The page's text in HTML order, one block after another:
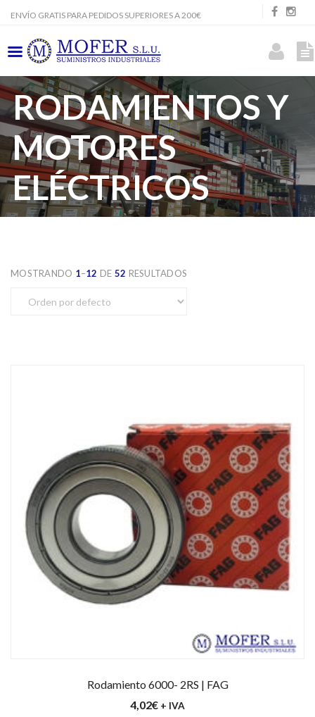
ENVÍO GRATIS PARA PEDIDOS SUPERIORES A 200€
RODAMIENTOS Y
MOTORES
ELÉCTRICOS
MOSTRANDO 1–12 DE 52 RESULTADOS
Rodamiento 6000- 2RS | FAG
4,02€ + IVA